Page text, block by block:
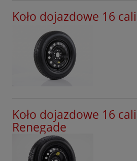
Koło dojazdowe 16
Koło dojazdowe 16
Renegade